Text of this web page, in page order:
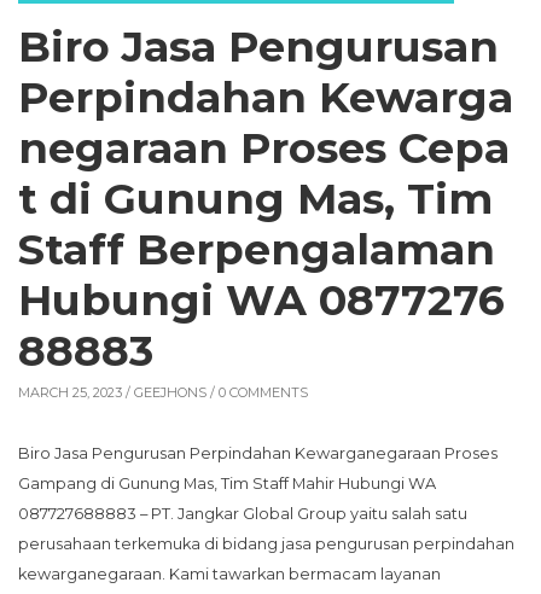
Biro Jasa Pengurusan
Perpindahan Kewarga
negaraan Proses Cepa
t di Gunung Mas, Tim
Staff Berpengalaman
Hubungi WA 0877276
88883
MARCH 25, 2023 / GEEJHONS / 0 COMMENTS
Biro Jasa Pengurusan Perpindahan Kewarganegaraan Proses
Gampang di Gunung Mas, Tim Staff Mahir Hubungi WA
087727688883 – PT. Jangkar Global Group yaitu salah satu
perusahaan terkemuka di bidang jasa pengurusan perpindahan
kewarganegaraan. Kami tawarkan bermacam layanan